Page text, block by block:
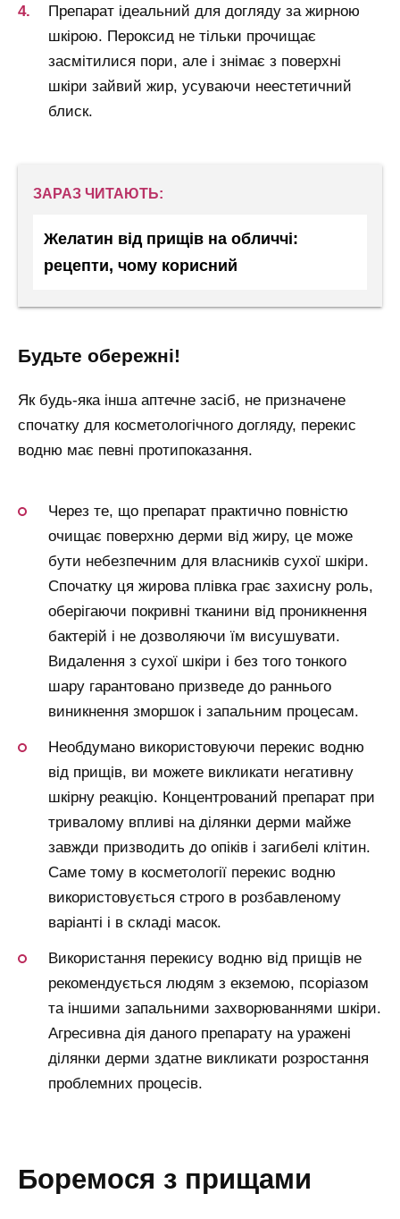
Препарат ідеальний для догляду за жирною
шкірою. Пероксид не тільки прочищає
засмітилися пори, але і знімає з поверхні
шкіри зайвий жир, усуваючи неестетичний
блиск.
ЗАРАЗ ЧИТАЮТЬ:
Желатин від прищів на обличчі:
рецепти, чому корисний
будьте обережні!
Як будь-яка інша аптечне засіб, не призначене
спочатку для косметологічного догляду, перекис
водню має певні протипоказання.
Через те, що препарат практично повністю
очищає поверхню дерми від жиру, це може
бути небезпечним для власників сухої шкіри.
Спочатку ця жирова плівка грає захисну роль,
оберігаючи покривні тканини від проникнення
бактерій і не дозволяючи їм висушувати.
Видалення з сухої шкіри і без того тонкого
шару гарантовано призведе до раннього
виникнення зморшок і запальним процесам.
Необдумано використовуючи перекис водню
від прищів, ви можете викликати негативну
шкірну реакцію. Концентрований препарат при
тривалому впливі на ділянки дерми майже
завжди призводить до опіків і загибелі клітин.
Саме тому в косметології перекис водню
використовується строго в розбавленому
варіанті і в складі масок.
Використання перекису водню від прищів не
рекомендується людям з екземою, псоріазом
та іншими запальними захворюваннями шкіри.
Агресивна дія даного препарату на уражені
ділянки дерми здатне викликати розростання
проблемних процесів.
боремося з прищами